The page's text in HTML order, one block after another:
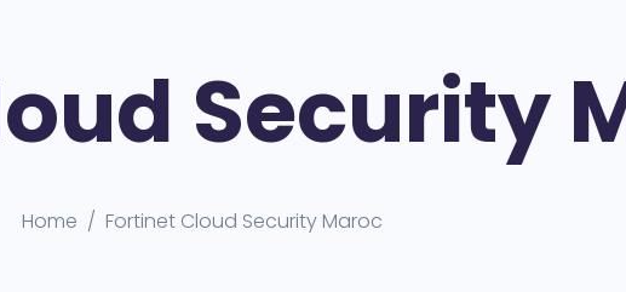
Security
Home Fortinet Cloud Security Maroc